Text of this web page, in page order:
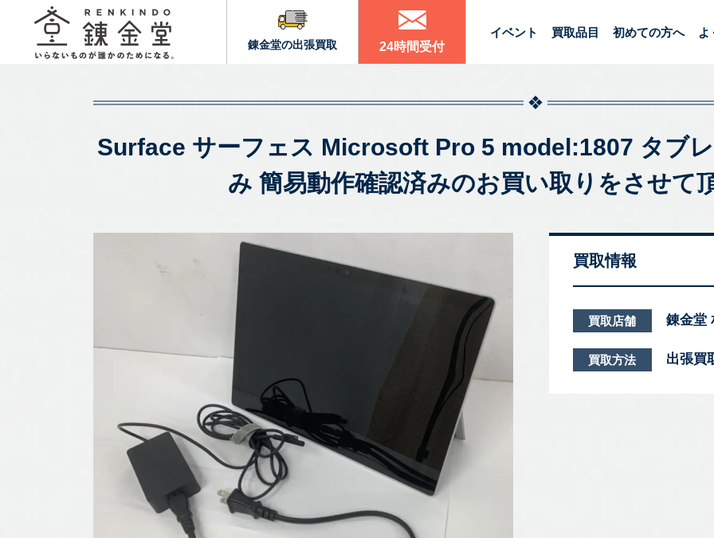
錬金堂の出張買取 24時間受付
イベント 買取品目 初めての方へ よ
Surface サーフェス Microsoft Pro 5 model:1807 タブ
み 簡易動作確認済みのお買い取りをさせて
買取情報
買取店舗 錬金堂
買取方法 出張買